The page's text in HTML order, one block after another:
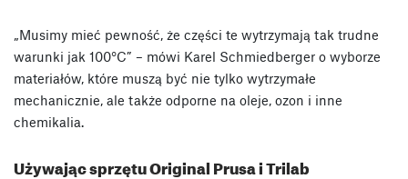
„Musimy mieć pewność, że części te wytrzymają tak trudne
warunki jak 100°C” – mówi Karel Schmiedberger o wyborze
materiałów, które muszą być nie tylko wytrzymałe
mechanicznie, ale także odporne na oleje, ozon i inne
chemikalia.
Używając sprzętu Original Prusa i Trilab